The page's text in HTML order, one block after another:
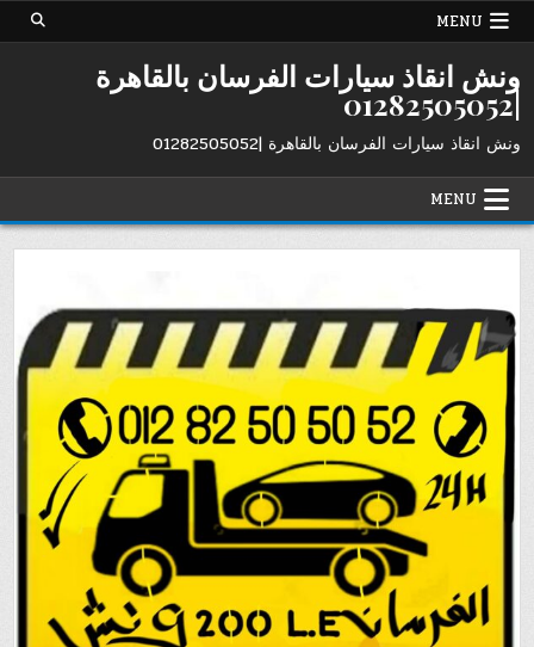
Skip
MENU
ونش انقاذ سيارات الفرسان بالقاهرة
|01282505052
ونش انقاذ سيارات الفرسان بالقاهرة |01282505052
MENU